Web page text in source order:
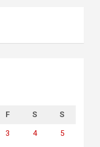
F S S
3 4 5